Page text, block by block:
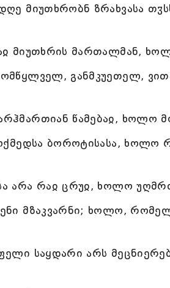
მიუთხრობნ ზრახვასა
მიუთხრის მართალმან,
განმკუეთელ,
წამებაჲ, ხოლო
ბოროტისასა, ხოლო
არა რაჲ ცრუჲ, ხოლო
მზაკვარნი; ხოლო,
საყდარი არს